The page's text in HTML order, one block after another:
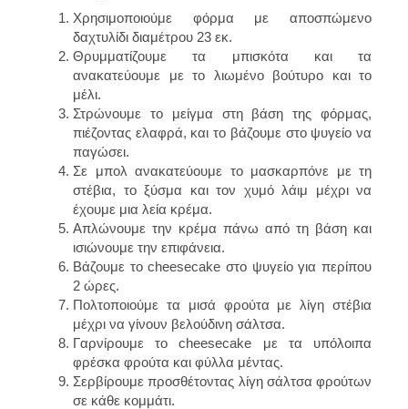
Χρησιμοποιούμε φόρμα με αποσπώμενο
δαχτυλίδι διαμέτρου 23 εκ.
Θρυμματίζουμε τα μπισκότα και τα
ανακατεύουμε με το λιωμένο βούτυρο και το
μέλι.
Στρώνουμε το μείγμα στη βάση της φόρμας,
πιέζοντας ελαφρά, και το βάζουμε στο ψυγείο να
παγώσει.
Σε μπολ ανακατεύουμε το μασκαρπόνε με τη
στέβια, το ξύσμα και τον χυμό λάιμ μέχρι να
έχουμε μια λεία κρέμα.
Απλώνουμε την κρέμα πάνω από τη βάση και
ισιώνουμε την επιφάνεια.
Βάζουμε το cheesecake στο ψυγείο για περίπου
2 ώρες.
Πολτοποιούμε τα μισά φρούτα με λίγη στέβια
μέχρι να γίνουν βελούδινη σάλτσα.
Γαρνίρουμε το cheesecake με τα υπόλοιπα
φρέσκα φρούτα και φύλλα μέντας.
Σερβίρουμε προσθέτοντας λίγη σάλτσα φρούτων
σε κάθε κομμάτι.